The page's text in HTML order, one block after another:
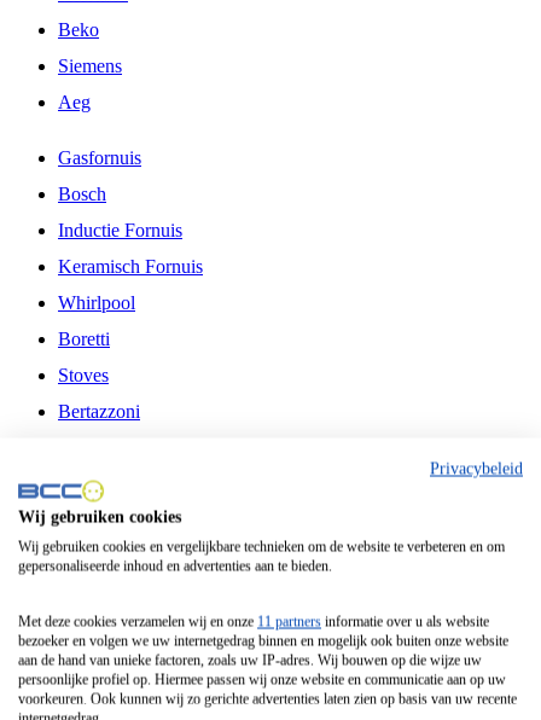
Beko
Siemens
Aeg
Gasfornuis
Bosch
Inductie Fornuis
Keramisch Fornuis
Whirlpool
Boretti
Stoves
Bertazzoni
Fitelli
Airfryer
Frituurpan
Contactgrill
Broodbakmachine
Broodrooster
Privacybeleid
Wij gebruiken cookies
Wij gebruiken cookies en vergelijkbare technieken om de website te verbeteren en om
gepersonaliseerde inhoud en advertenties aan te bieden.
Met deze cookies verzamelen wij en onze 11 partners informatie over u als website
bezoeker en volgen we uw internetgedrag binnen en mogelijk ook buiten onze website
aan de hand van unieke factoren, zoals uw IP-adres. Wij bouwen op die wijze uw
persoonlijke profiel op. Hiermee passen wij onze website en communicatie aan op uw
voorkeuren. Ook kunnen wij zo gerichte advertenties laten zien op basis van uw recente